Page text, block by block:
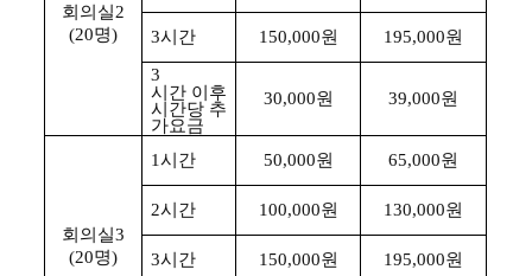
회의실2
(20명) 3시간 150,000원 195,000원
3
시간 이후
시간당 추
가요금
30,000원 39,000원
회의실3
(20명)
1시간 50,000원 65,000원
2시간 100,000원 130,000원
3시간 150,000원 195,000원